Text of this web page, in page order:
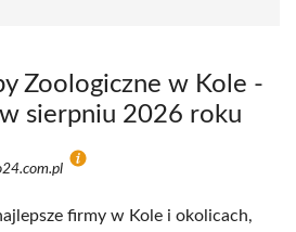
Zoologiczne w Kole -
w sierpniu 2026 roku
firmy w Kole i okolicach,